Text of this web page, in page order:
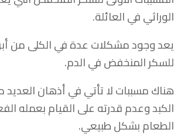
الوراثي في العائلة.
يعد وجود مشكلات عدة في الكلى من
للسكر المنخفض في الدم.
هناك مسببات لا تأتي في أذهان
الكبد وعدم قدرته على القيام بعمله
الطعام بشكل طبيعي.